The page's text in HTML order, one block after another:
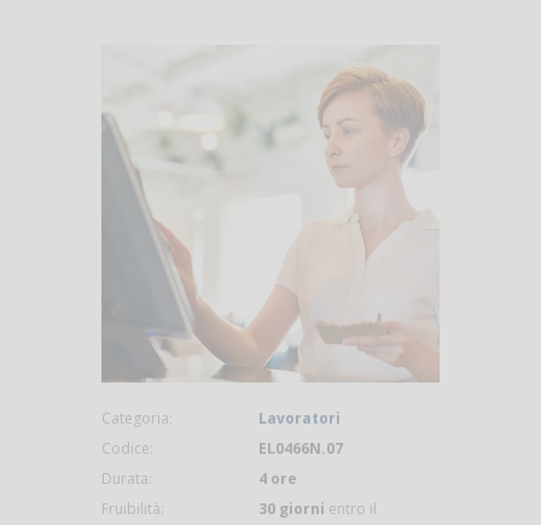
Categoria:
Lavoratori
Codice:
EL0466N.07
Durata:
4 ore
Fruibilità:
30 giorni entro il